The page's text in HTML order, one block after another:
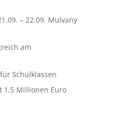
– 22.09. Mulvany
am
Schulklassen
1,5 Millionen Euro